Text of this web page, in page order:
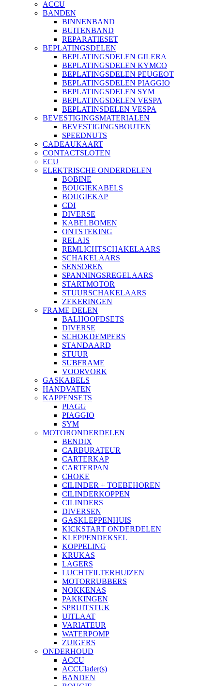
ACCU
BANDEN
BINNENBAND
BUITENBAND
REPARATIESET
BEPLATINGSDELEN
BEPLATINGSDELEN GILERA
BEPLATINGSDELEN KYMCO
BEPLATINGSDELEN PEUGEOT
BEPLATINGSDELEN PIAGGIO
BEPLATINGSDELEN SYM
BEPLATINGSDELEN VESPA
BEPLATINSDELEN VESPA
BEVESTIGINGSMATERIALEN
BEVESTIGINGSBOUTEN
SPEEDNUTS
CADEAUKAART
CONTACTSLOTEN
ECU
ELEKTRISCHE ONDERDELEN
BOBINE
BOUGIEKABELS
BOUGIEKAP
CDI
DIVERSE
KABELBOMEN
ONTSTEKING
RELAIS
REMLICHTSCHAKELAARS
SCHAKELAARS
SENSOREN
SPANNINGSREGELAARS
STARTMOTOR
STUURSCHAKELAARS
ZEKERINGEN
FRAME DELEN
BALHOOFDSETS
DIVERSE
SCHOKDEMPERS
STANDAARD
STUUR
SUBFRAME
VOORVORK
GASKABELS
HANDVATEN
KAPPENSETS
PIAGG
PIAGGIO
SYM
MOTORONDERDELEN
BENDIX
CARBURATEUR
CARTERKAP
CARTERPAN
CHOKE
CILINDER + TOEBEHOREN
CILINDERKOPPEN
CILINDERS
DIVERSEN
GASKLEPPENHUIS
KICKSTART ONDERDELEN
KLEPPENDEKSEL
KOPPELING
KRUKAS
LAGERS
LUCHTFILTERHUIZEN
MOTORRUBBERS
NOKKENAS
PAKKINGEN
SPRUITSTUK
UITLAAT
VARIATEUR
WATERPOMP
ZUIGERS
ONDERHOUD
ACCU
ACCUlader(s)
BANDEN